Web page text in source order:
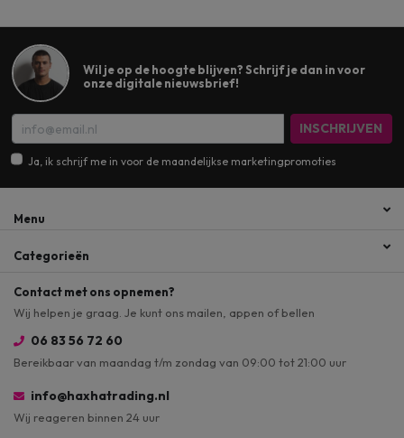
Wil je op de hoogte blijven? Schrijf je dan in voor
onze digitale nieuwsbrief!
INSCHRIJVEN
Ja, ik schrijf me in voor de maandelijkse marketingpromoties
Menu
Categorieën
Contact met ons opnemen?
Wij helpen je graag. Je kunt ons mailen, appen of bellen
06 83 56 72 60
Bereikbaar van maandag t/m zondag van 09:00 tot 21:00 uur
info@haxhatrading.nl
Wij reageren binnen 24 uur